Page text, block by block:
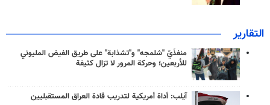
التقارير
منفذَيّ "شلمجه" و"تشذابة" على طريق الفيض المليوني
للأربعين؛ وحركة المرور لا تزال كثيفة
آيلب: أداة أمريكية لتدريب قادة العراق المستقبليين